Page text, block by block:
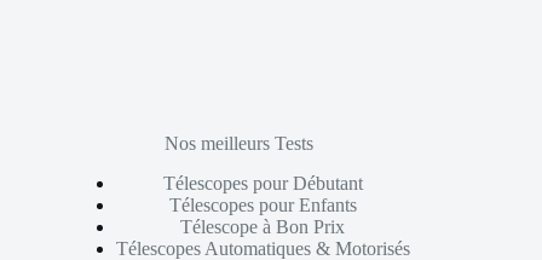
Nos meilleurs Tests
Télescopes pour Débutant
Télescopes pour Enfants
Télescope à Bon Prix
Télescopes Automatiques & Motorisés